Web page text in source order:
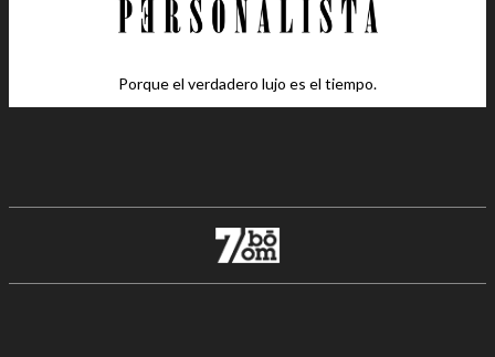
Porque el verdadero lujo es el tiempo.